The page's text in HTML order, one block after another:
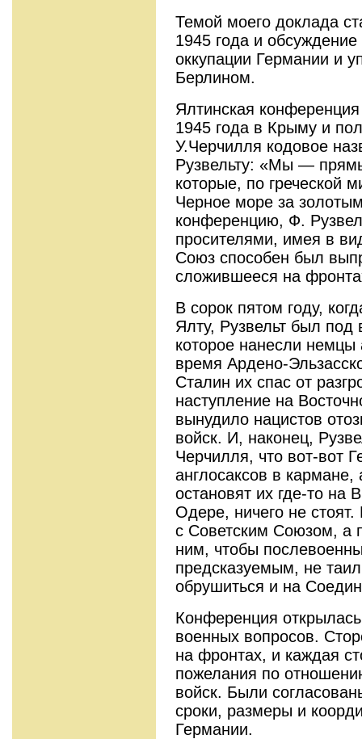
Темой моего доклада
1945 года и
оккупации Германии и
Берлином.
Ялтинская
1945 года в Крыму и
У.Черчилля кодовое
Рузвельту: «Мы —
которые, по греческой
Черное море за
конференцию, Ф.
просителями, имея в
Союз способен был
сложившееся на
В сорок пятом году,
Ялту, Рузвельт был
которое нанесли
время Ардено-
Сталин их спас от
наступление на
вынудило нацистов
войск. И, наконец,
Черчилля, что вот-вот
англосаксов в кармане,
остановят их где-то на
Одере, ничего не
с Советским Союзом, а
ним, чтобы
предсказуемым, не
обрушиться и на
Конференция
военных вопросов.
на фронтах, и каждая
пожелания по
войск. Были
сроки, размеры и
Германии.